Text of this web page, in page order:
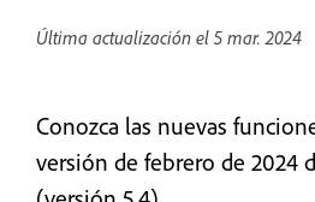
Última actualización el 5 mar. 2024
Conozca las nuevas
versión de febrero de 2024